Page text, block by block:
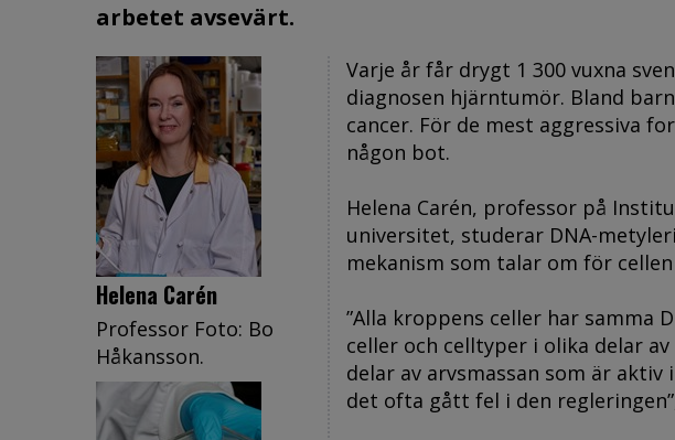
arbetet avsevärt.
Helena Carén
Professor Foto: Bo
Håkansson.
Varje år får drygt 1 300 vuxna
diagnosen hjärntumör. Bland
cancer. För de mest aggressiva
någon bot.
Helena Carén, professor på
universitet, studerar DNA-
mekanism som talar om för
”Alla kroppens celler har samma
celler och celltyper i olika delar
delar av arvsmassan som är
det ofta gått fel i den